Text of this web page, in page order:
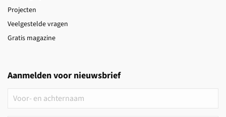
Projecten
Veelgestelde vragen
Gratis magazine
Aanmelden voor nieuwsbrief